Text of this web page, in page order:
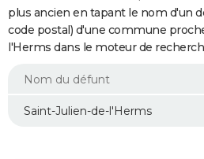
Essais
Réserver un essai
Citadines
Berlines
SUV
Forum auto
+
HIGH-TECH
Mobiles
Meilleur smartphone
Internet
Ordinateurs
Jeux vidéo
Guide high-tech
+BRICOLAGE
Forum
Aménagement intérieur
Extérieur
Cuisine
Salle de bains
Jardinage
Rangement
WEEK-END
Guides de France
Escapades
Patrimoine
Expositions
Musées
Week-end nature
LIFESTYLE
plus ancien en tapant le nom d'un
code postal) d'une commune
l'Herms dans le moteur de